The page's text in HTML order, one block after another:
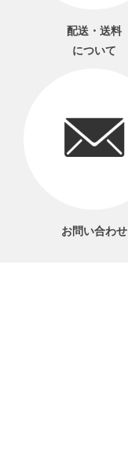
配送・送料
について
お問い合わせ